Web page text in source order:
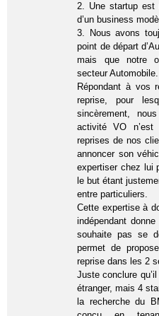
2. Une startup est
d’un business
3. Nous avons
point de départ
mais que notre
secteur Automobile.
Répondant à vos
reprise, pour
sincèrement,
activité VO
reprises de nos
annoncer son
expertiser chez lui
le but étant
entre particuliers.
Cette expertise à
indépendant
souhaite pas se
permet de
reprise dans les 2
Juste conclure
étranger, mais 4
la recherche du